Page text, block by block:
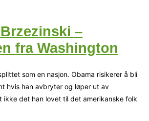
–
fra Washington
som en nasjon. Obama risikerer å bli
hvis han avbryter og løper ut av
ikke det han lovet til det amerikanske folk